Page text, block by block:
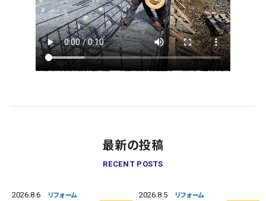
最新の投稿
RECENT POSTS
2026.8.6 リフォーム 2026.8.5 リフォーム